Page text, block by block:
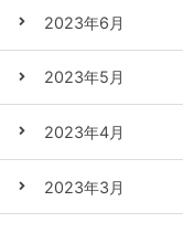
2023年6月
2023年5月
2023年4月
2023年3月